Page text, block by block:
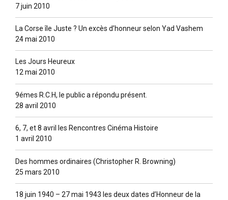
7 juin 2010
La Corse île Juste ? Un excès d’honneur selon Yad Vashem
24 mai 2010
Les Jours Heureux
12 mai 2010
9émes R.C.H, le public a répondu présent.
28 avril 2010
6, 7, et 8 avril les Rencontres Cinéma Histoire
1 avril 2010
Des hommes ordinaires (Christopher R. Browning)
25 mars 2010
18 juin 1940 – 27 mai 1943 les deux dates d’Honneur de la